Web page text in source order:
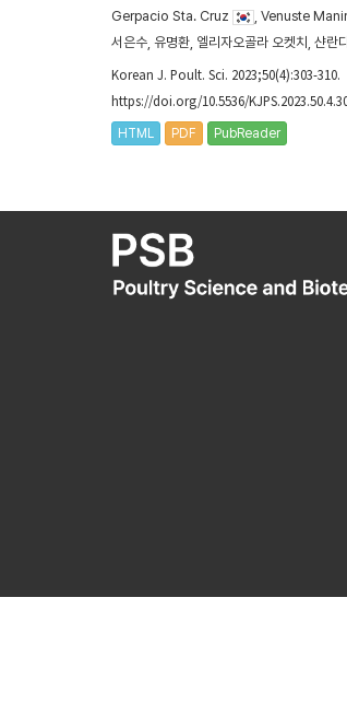
Gerpacio Sta. Cruz
, Venuste
서은수, 유명환, 엘리자오골라 오켓치, 샨란
Korean J. Poult. Sci. 2023;50(4):303-310.
https://doi.org/10.5536/
HTML PDF PubReader